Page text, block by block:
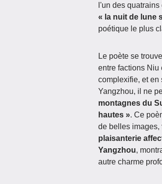
l'un des
« la nuit de lune
poétique le plus
Le poète se
entre factions Niu
complexifie, et en
Yangzhou, il ne
montagnes du
hautes ». Ce
de belles images,
plaisanterie
Yangzhou,
autre charme